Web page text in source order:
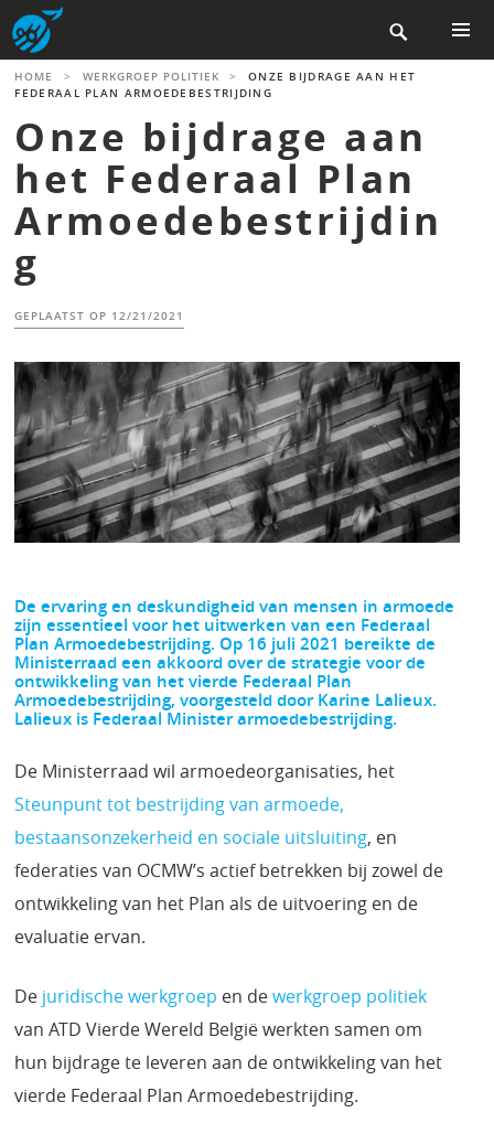
Skip
to
content

HOME > WERKGROEP POLITIEK >
ONZE BIJDRAGE AAN HET
FEDERAAL PLAN ARMOEDEBESTRIJDING
Onze bijdrage aan
het Federaal Plan
Armoedebestrijdin
g
GEPLAATST OP 12/21/2021
De ervaring en deskundigheid van mensen in armoede
zijn essentieel voor het uitwerken van een Federaal
Plan Armoedebestrijding. Op 16 juli 2021 bereikte de
Ministerraad een akkoord over de strategie voor de
ontwikkeling van het vierde Federaal Plan
Armoedebestrijding, voorgesteld door Karine Lalieux.
Lalieux is Federaal Minister armoedebestrijding.
De Ministerraad wil armoedeorganisaties, het
Steunpunt tot bestrijding van armoede,
bestaansonzekerheid en sociale uitsluiting, en
federaties van OCMW’s actief betrekken bij zowel de
ontwikkeling van het Plan als de uitvoering en de
evaluatie ervan.
De juridische werkgroep en dewerkgroep politiek
van ATD Vierde Wereld België werkten samen om
hun bijdrage te leveren aan de ontwikkeling van het
vierde Federaal Plan Armoedebestrijding.